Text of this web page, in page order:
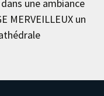
une ambiance
MERVEILLEUX un